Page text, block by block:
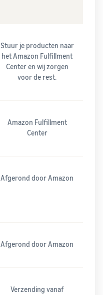
Stuur je producten naar
het Amazon Fulfillment
Center en wij zorgen
voor de rest.
Amazon Fulfillment
Center
Afgerond door Amazon
Afgerond door Amazon
Verzending vanaf